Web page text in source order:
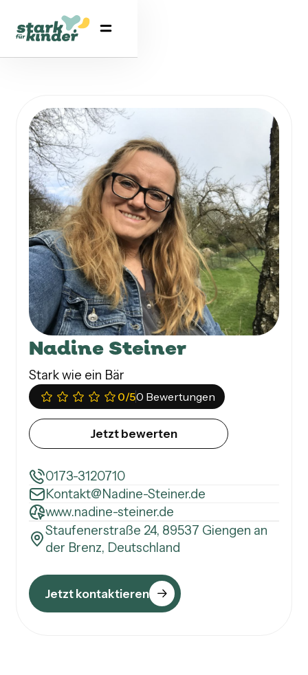
Nadine Steiner
Stark wie ein Bär
0/50 Bewertungen
Jetzt bewerten
0173-3120710
Kontakt@Nadine-Steiner.de
www.nadine-steiner.de
Staufenerstraße 24, 89537 Giengen an
der Brenz, Deutschland
Jetzt kontaktieren